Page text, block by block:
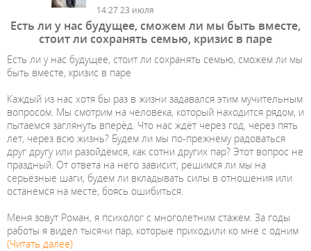
14:27 23 июля
Есть ли у нас будущее, сможем ли мы быть вместе,
стоит ли сохранять семью, кризис в паре
Есть ли у нас будущее, стоит ли сохранять семью, сможем ли мы
быть вместе, кризис в паре
Каждый из нас хотя бы раз в жизни задавался этим мучительным
вопросом. Мы смотрим на человека, который находится рядом, и
пытаемся заглянуть вперёд. Что нас ждёт через год, через пять
лет, через всю жизнь? Будем ли мы по-прежнему радоваться
друг другу или разойдёмся, как сотни других пар? Этот вопрос не
праздный. От ответа на него зависит, решимся ли мы на
серьёзные шаги, будем ли вкладывать силы в отношения или
останемся на месте, боясь ошибиться.
Меня зовут Роман, я психолог с многолетним стажем. За годы
работы я видел тысячи пар, которые приходили ко мне с одним
(Читать далее)